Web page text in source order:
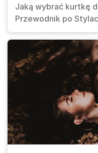
Jaką wybrać kurtkę
Przewodnik po